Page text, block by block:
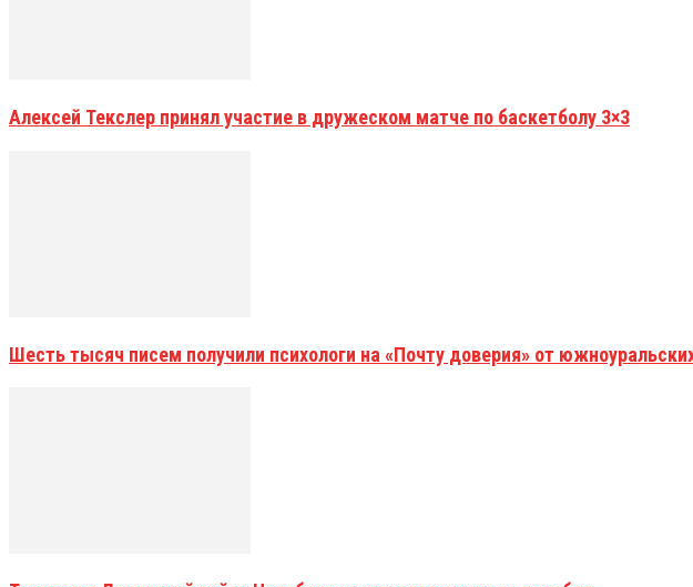
Алексей Текслер принял участие в дружеском матче по баскетболу 3×3
Шесть тысяч писем получили психологи на «Почту доверия» от